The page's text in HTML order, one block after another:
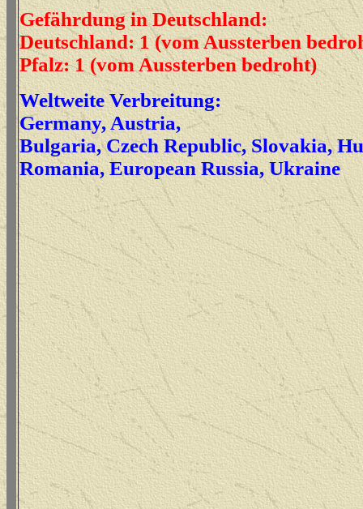
Gefährdung in Deutschland:
Deutschland: 1 (vom Aussterben
Pfalz: 1 (vom Aussterben bedroht)
Weltweite Verbreitung:
Germany, Austria,
Bulgaria, Czech Republic, Slovakia,
Romania, European Russia, Ukraine